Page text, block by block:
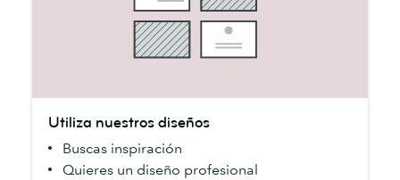
nuestros
diseños
Utiliza nuestros diseños
Buscas inspiración
Quieres un diseño profesional